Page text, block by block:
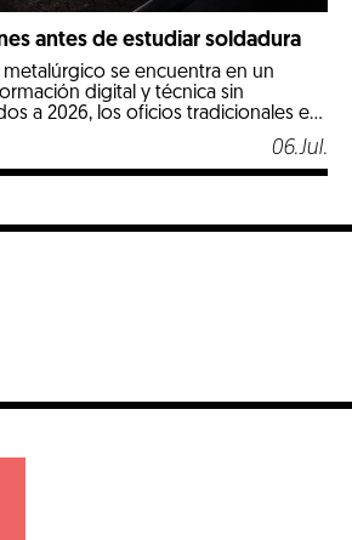
antes de estudiar soldadura
metalúrgico se encuentra en un
digital y técnica sin
a 2026, los oficios tradicionales e
seguras y mejor remuneradas del
todos ellos, la soldadura destaca
06.Jul.